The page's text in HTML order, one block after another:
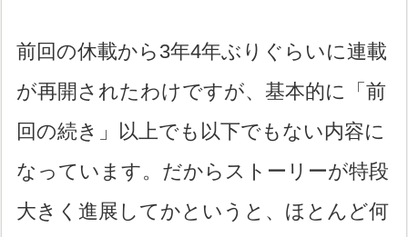
前回の休載から3年4年ぶりぐらいに連載
が再開されたわけですが、基本的に「前
回の続き」以上でも以下でもない内容に
なっています。だからストーリーが特段
大きく進展してかというと、ほとんど何